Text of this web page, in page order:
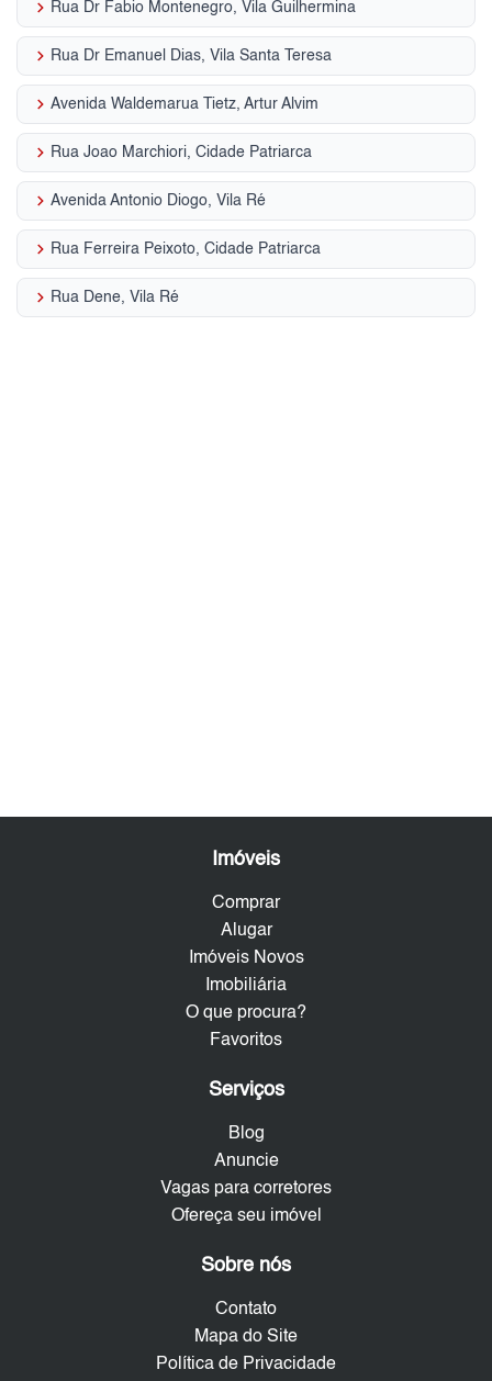
keyboard_arrow_right Rua Dr Fabio Montenegro, Vila Guilhermina
keyboard_arrow_right Rua Dr Emanuel Dias, Vila Santa Teresa
keyboard_arrow_right Avenida Waldemarua Tietz, Artur Alvim
keyboard_arrow_right Rua Joao Marchiori, Cidade Patriarca
keyboard_arrow_right Avenida Antonio Diogo, Vila Ré
keyboard_arrow_right Rua Ferreira Peixoto, Cidade Patriarca
keyboard_arrow_right Rua Dene, Vila Ré
Imóveis
Comprar
Alugar
Imóveis Novos
Imobiliária
O que procura?
Favoritos
Serviços
Blog
Anuncie
Vagas para corretores
Ofereça seu imóvel
Sobre nós
Contato
Mapa do Site
Política de Privacidade